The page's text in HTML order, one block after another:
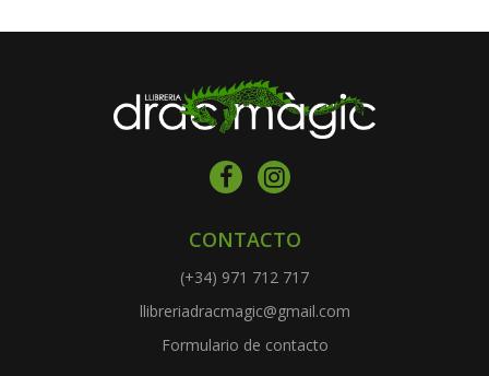
CONTACTO
(+34) 971 712 717
llibreriadracmagic@gmail.com
Formulario de contacto